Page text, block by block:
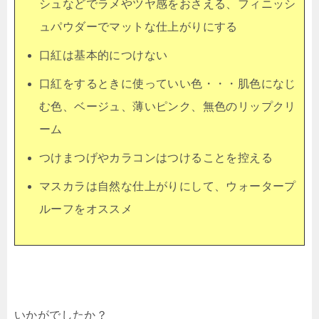
シュなどでラメやツヤ感をおさえる、フィニッシ
ュパウダーでマットな仕上がりにする
口紅は基本的につけない
口紅をするときに使っていい色・・・肌色になじ
む色、ベージュ、薄いピンク、無色のリップクリ
ーム
つけまつげやカラコンはつけることを控える
マスカラは自然な仕上がりにして、ウォータープ
ルーフをオススメ
いかがでしたか？